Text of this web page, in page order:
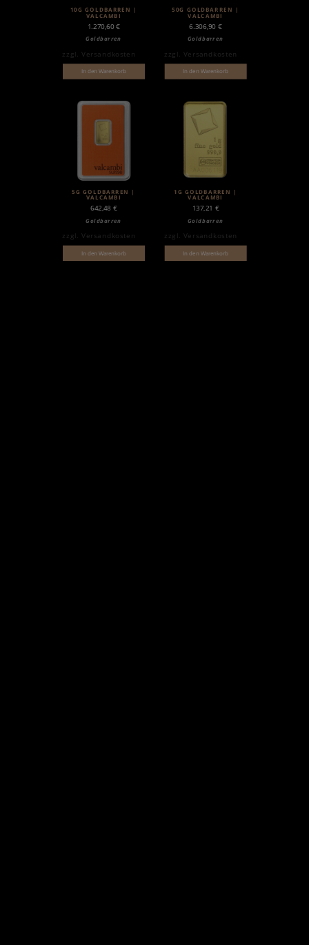
10G GOLDBARREN |
VALCAMBI
1.270,60€
Goldbarren
zzgl.Versandkosten
In den Warenkorb
50G GOLDBARREN |
VALCAMBI
6.306,90 €
Goldbarren
zzgl. Versandkosten
In den Warenkorb
5G GOLDBARREN |
VALCAMBI
642,48 €
Goldbarren
zzgl.Versandkosten
In den Warenkorb
1G GOLDBARREN |
VALCAMBI
137,21 €
Goldbarren
zzgl. Versandkosten
In den Warenkorb